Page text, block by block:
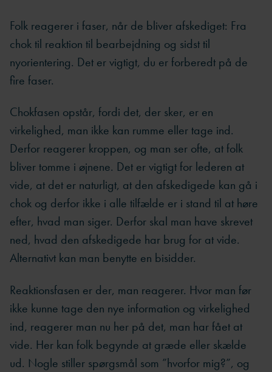
Folk reagerer i faser, når de bliver afskediget: Fra
chok til reaktion til bearbejdning og sidst til
nyorientering. Det er vigtigt, du er forberedt på de
fire faser.
Chokfasen opstår, fordi det, der sker, er en
virkelighed, man ikke kan rumme eller tage ind.
Derfor reagerer kroppen, og man ser ofte, at folk
bliver tomme i øjnene. Det er vigtigt for lederen at
vide, at det er naturligt, at den afskedigede kan gå i
chok og derfor ikke i alle tilfælde er i stand til at høre
efter, hvad man siger. Derfor skal man have skrevet
ned, hvad den afskedigede har brug for at vide.
Alternativt kan man benytte en bisidder.
Reaktionsfasen er der, man reagerer. Hvor man før
ikke kunne tage den nye information og virkelighed
ind, reagerer man nu her på det, man har fået at
vide. Her kan folk begynde at græde eller skælde
ud. Nogle stiller spørgsmål som ”hvorfor mig?”, og